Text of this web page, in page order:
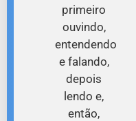
primeiro
ouvindo,
entendendo
e falando,
depois
lendo e,
então,